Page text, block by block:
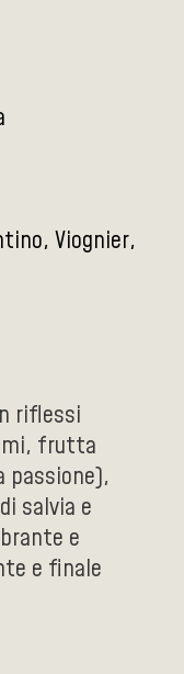
Viognier,
riflessi
frutta
salvia e
e
e finale